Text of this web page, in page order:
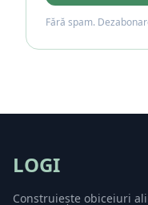
Fără spam.
LOGI
Construiește obiceiuri